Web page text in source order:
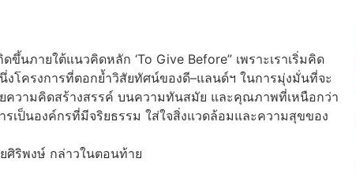
ขึ้นภายใต้แนวคิดหลัก ‘To Give Before” เพราะเราเริ่มคิด
งโครงการที่ตอกย้ำวิสัยทัศน์ของดี–แลนด์ฯ ในการมุ่งมั่นที่จะ
วามคิดสร้างสรรค์ บนความทันสมัย และคุณภาพที่เหนือกว่า
เป็นองค์กรที่มีจริยธรรม ใส่ใจสิ่งแวดล้อมและความสุขของ
ริพงษ์ กล่าวในตอนท้าย